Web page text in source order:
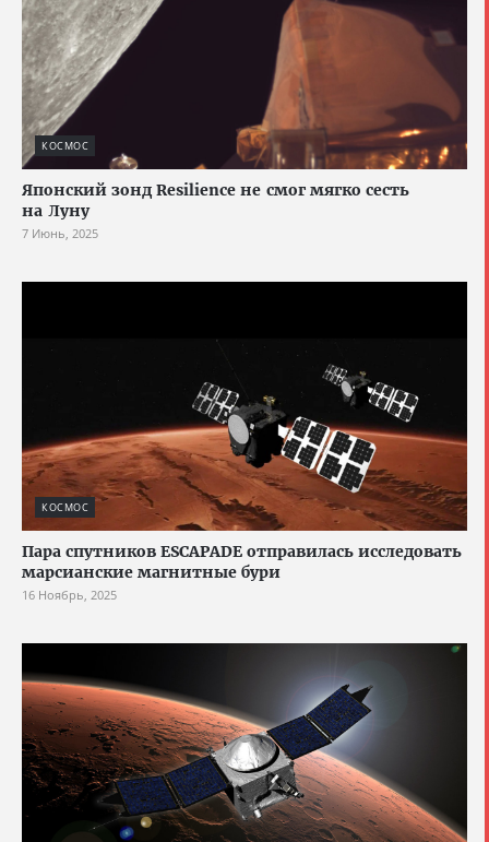
КОСМОС
Японский зонд Resilience не смог мягко сесть
на Луну
7 Июнь, 2025
КОСМОС
Пара спутников ESCAPADE отправилась исследовать
марсианские магнитные бури
16 Ноябрь, 2025